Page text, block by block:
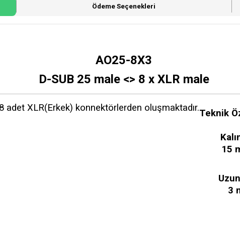
Ödeme Seçenekleri
AO25-8X3
D-SUB 25 male <> 8 x XLR male
XLR(Erkek) konnektörlerden oluşmaktadır.Teknik
15
3